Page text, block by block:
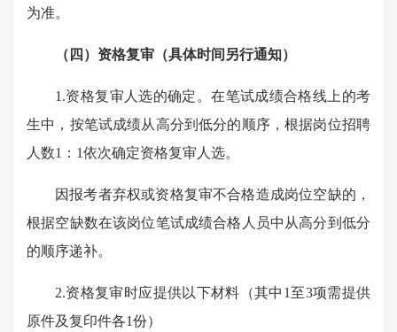
为准。
（四）资格复审（具体时间另行通知）
1.资格复审人选的确定。在笔试成绩合格线上的考
生中，按笔试成绩从高分到低分的顺序，根据岗位招聘
人数1 ： 1依次确定资格复审人选。
因报考者弃权或资格复审不合格造成岗位空缺的，
根据空缺数在该岗位笔试成绩合格人员中从高分到低分
的顺序递补。
2.资格复审时应提供以下材料（其中 1至3项需提供
原件及复印件各1份）